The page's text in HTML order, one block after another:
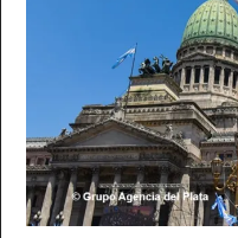
CGT
Y
La
De
Más
De
80
De
La
Ley
De